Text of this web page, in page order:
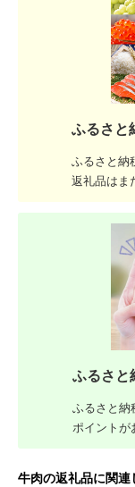
ふるさと
ふるさと納
返礼品はま
ふるさと
ふるさと納
ポイントが
牛肉の返礼品に関連